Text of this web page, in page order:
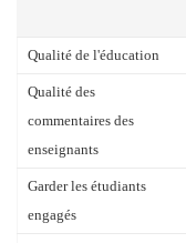
Qualité de l'éducation
Qualité des
commentaires des
enseignants
Garder les étudiants
engagés